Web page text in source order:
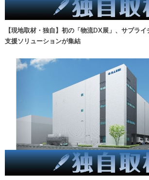
【現地取材・独自】初の「物流DX展」、サプラ
支援ソリューションが集結